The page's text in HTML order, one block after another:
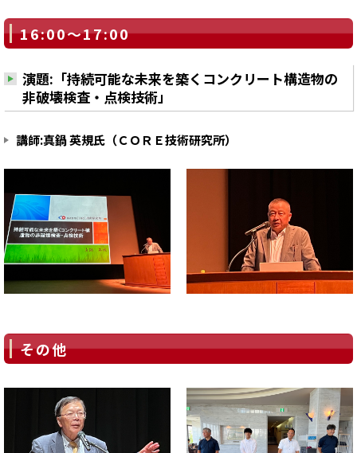
16:00～17:00
演題:「持続可能な未来を築くコンクリート構造物の
非破壊検査・点検技術」
講師:真鍋 英規氏（ＣＯＲＥ技術研究所）
その他